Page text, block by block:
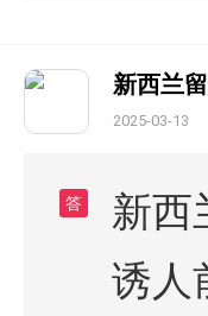
新西兰
2025-03-13
答
新西
诱人